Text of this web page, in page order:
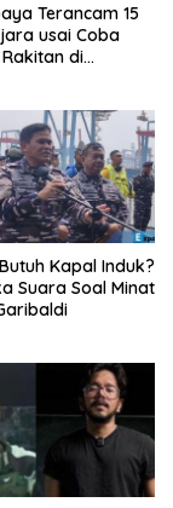
Terancam 15
usai Coba
di
Kapal Induk?
Suara Soal Minat